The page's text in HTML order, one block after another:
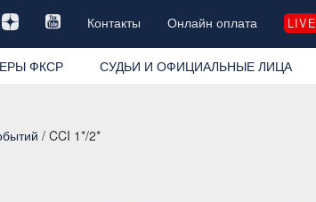
Контакты Онлайн оплата LIVE
ФКСР СУДЬИ И ОФИЦИАЛЬНЫЕ ЛИЦА
/ CCI 1*/2*